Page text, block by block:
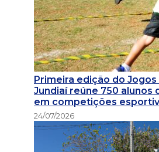
Primeira edição do
Jundiaí reúne 750 alunos
em competições
24/07/2026